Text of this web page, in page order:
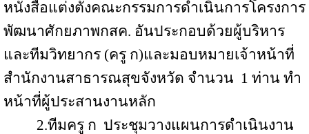
หนังสือแต่งตั้งคณะกรรมการดำเนินการโครงการ
พัฒนาศักยภาพกสค. อันประกอบด้วยผู้บริหาร
และทีมวิทยากร (ครู ก)และมอบหมายเจ้าหน้าที่
สำนักงานสาธารณสุขจังหวัด จำนวน 1 ท่าน ทำ
หน้าที่ผู้ประสานงานหลัก
2.ทีมครู ก ประชุมวางแผนการดำเนินงาน